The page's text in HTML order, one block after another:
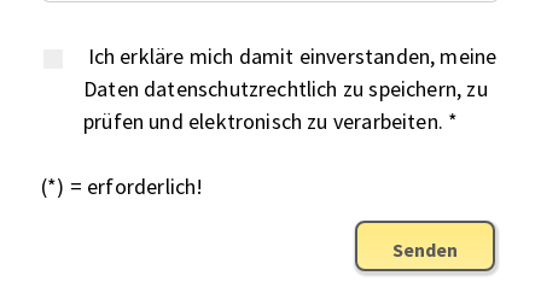
Ich erkläre mich damit einverstanden, meine
Daten datenschutzrechtlich zu speichern, zu
prüfen und elektronisch zu verarbeiten. *
(*) = erforderlich!
Senden